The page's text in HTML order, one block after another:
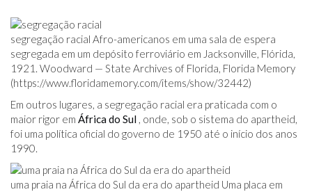
segregação racial Afro-americanos em uma sala de espera
segregada em um depósito ferroviário em Jacksonville, Flórida,
1921. Woodward — State Archives of Florida, Florida Memory
(https://www.floridamemory.com/items/show/32442)
Em outros lugares, a segregação racial era praticada com o
maior rigor em África do Sul , onde, sob o sistema do apartheid,
foi uma política oficial do governo de 1950 até o início dos anos
1990.
uma praia na África do Sul da era do apartheid Uma placa em